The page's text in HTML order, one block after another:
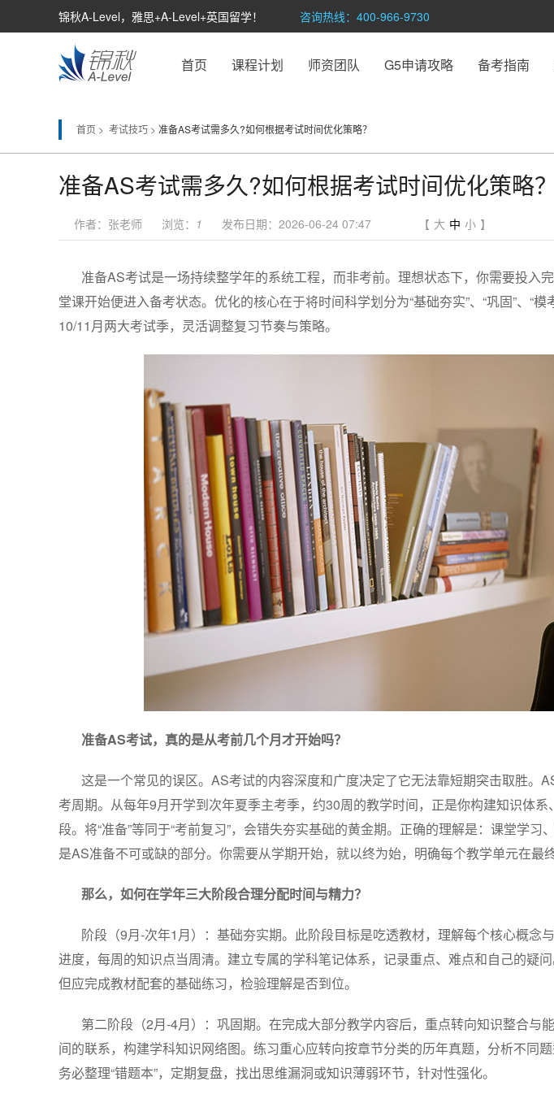
锦秋A-Level，雅思+A-Level+英国留学！ 咨询热线：400-966-9730
首页 课程计划 师资团队 G5申请攻略 备考指南
首页 > 考试技巧 > 准备AS考试需多久?如何根据考试时间优化策略？
准备AS考试需多久?如何根据考试时间优化策略？
作者：张老师 浏览： 1 发布日期：2026-06-24 07:47 【 大 中 小 】
准备AS考试是一场持续整学年的系统工程，而非考前。理想状态下，你需要投入
堂课开始便进入备考状态。优化的核心在于将时间科学划分为“基础夯实”、“巩固”、“
10/11月两大考试季，灵活调整复习节奏与策略。
准备AS考试，真的是从考前几个月才开始吗？
这是一个常见的误区。AS考试的内容深度和广度决定了它无法靠短期突击取胜。
考周期。从每年9月开学到次年夏季主考季，约30周的教学时间，正是你构建知识体
段。将“准备”等同于“考前复习”，会错失夯实基础的黄金期。正确的理解是：课堂学习
是AS准备不可或缺的部分。你需要从学期开始，就以终为始，明确每个教学单元在最
那么，如何在学年三大阶段合理分配时间与精力？
阶段（9月-次年1月）：基础夯实期。此阶段目标是吃透教材，理解每个核心概念
进度，每周的知识点当周清。建立专属的学科笔记体系，记录重点、难点和自己的疑问
但应完成教材配套的基础练习，检验理解是否到位。
第二阶段（2月-4月）：巩固期。在完成大部分教学内容后，重点转向知识整合与
间的联系，构建学科知识网络图。练习重心应转向按章节分类的历年真题，分析不同题
务必整理“错题本”，定期复盘，找出思维漏洞或知识薄弱环节，针对性强化。